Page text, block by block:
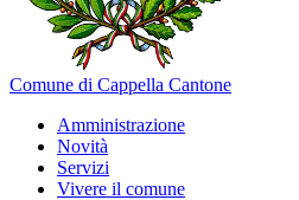
Comune di Cappella Cantone
Amministrazione
Novità
Servizi
Vivere il comune